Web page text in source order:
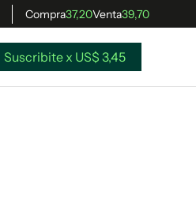
Compra37,20Venta39,70
Suscribite x US$ 3,45